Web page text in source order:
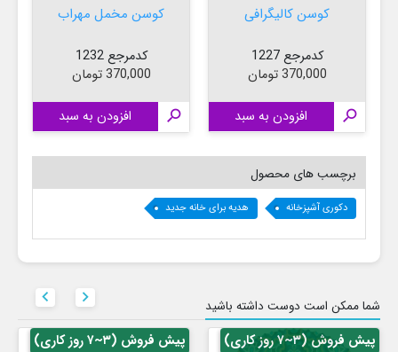
کوسن کالیگرافی
کدمرجع 1227
قیمت
370,000 تومان
 افزودن به سبد
کوسن مخمل مهراب
کدمرجع 1232
قیمت
370,000 تومان
 افزودن به سبد
برچسب های محصول
دکوری آشپزخانه هدیه برای خانه جدید
شما ممکن است دوست داشته باشید 
پیش فروش (۳~۷ روز کاری) پیش فروش (۳~۷ روز کاری)
